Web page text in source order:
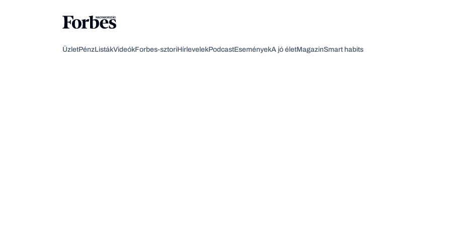
ÜzletPénzListákVideókForbes-sztoriHírlevelekPodcastEseményekA jó életMagazinSmart habits